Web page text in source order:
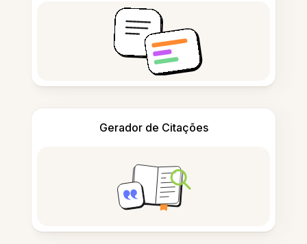
Gerador de Citações